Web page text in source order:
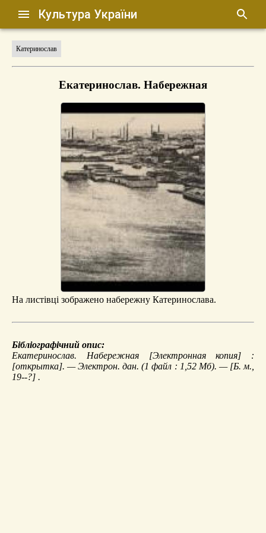
Культура України
Катеринослав
Екатеринослав. Набережная
На листівці зображено набережну Катеринослава.
Бібліографічний опис:
Екатеринослав. Набережная[Электронная копия] :
[открытка]. — Электрон. дан. (1 файл : 1,52 Мб). — [Б. м.,
19--?] .